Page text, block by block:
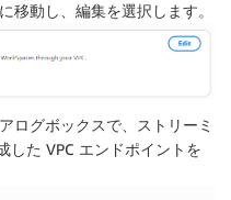
に移動し、 編集を選択します。
ログボックスで、
ストリーミ
した VPC エンドポイントを